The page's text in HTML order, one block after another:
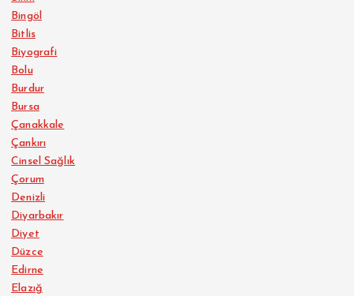
Bingöl
Bitlis
Biyografi
Bolu
Burdur
Bursa
Çanakkale
Çankırı
Cinsel Sağlık
Çorum
Denizli
Diyarbakır
Diyet
Düzce
Edirne
Elazığ